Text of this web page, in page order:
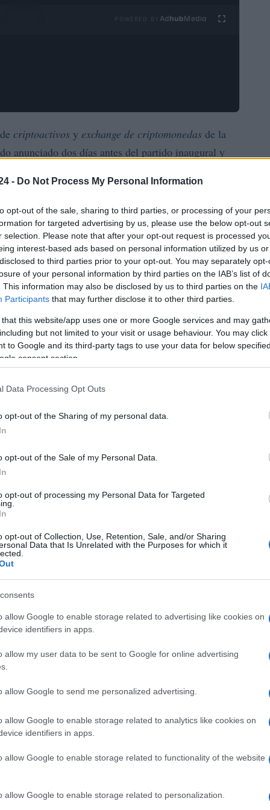
- Do Not Process My Personal Information
opt-out of the sale, sharing to third parties, or processing of your
for targeted advertising by us, please use the below opt-out
selection. Please note that after your opt-out request is processed
interest-based ads based on personal information utilized by us
to third parties prior to your opt-out. You may separately
of your personal information by third parties on the IAB’s list of
This information may also be disclosed by us to third parties on the
Participants that may further disclose it to other third parties.
that this website/app uses one or more Google services and may
but not limited to your visit or usage behaviour. You may
to Google and its third-party tags to use your data for below
consent section.
Data Processing Opt Outs
opt-out of the Sharing of my personal data.
opt-out of the Sale of my Personal Data.
opt-out of processing my Personal Data for Targeted
opt-out of Collection, Use, Retention, Sale, and/or Sharing
Data that Is Unrelated with the Purposes for which it
allow Google to enable storage related to advertising like cookies on
identifiers in apps.
allow my user data to be sent to Google for online advertising
allow Google to send me personalized advertising.
allow Google to enable storage related to analytics like cookies on
identifiers in apps.
allow Google to enable storage related to functionality of the website
allow Google to enable storage related to personalization.
Ad hubMedia
criptoactivos y exchange de criptomonedas de la
anunciado dos días antes del partido inaugural y
11 de junio al 19 de julio. La alianza cubre un
sede.
blockchainen el deporte con una audiencia
espectadores acumulados. La organización del
acercar a millones de aficionados a losactivos
América del Norte y Europa Occidental.Último
Mundial 2026
como un patrocinio de alcance internacional
sedes. El plan inicia con el
país y multi-ciudad en la víspera del partido
de activaciones para aficionados y
la visión de la compañía: “El fútbol siempre
Añadió que el acuerdo permite mostrar a
y sin fronteras accesible desde cualquier
de la FIFA, afirmó: “La innovación siempre ha
y mejora la experiencia de los fanáticos”.
alcance de audiencia